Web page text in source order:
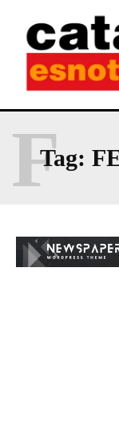
Tag:
F